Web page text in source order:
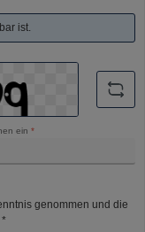
ist.
ein *
genommen und die
*